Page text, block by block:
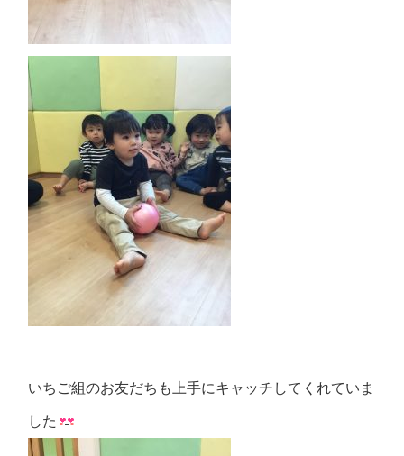
いちご組のお友だちも上手にキャッチしてくれていま
した